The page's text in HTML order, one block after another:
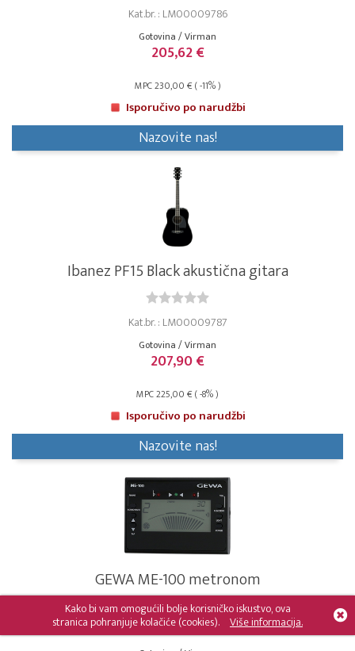
Kat.br. : LM00009786
Gotovina / Virman
205,62 €
MPC 230,00 € ( -11% )
Isporučivo po narudžbi
Nazovite nas!
Ibanez PF15 Black akustična gitara
Kat.br. : LM00009787
Gotovina / Virman
207,90 €
MPC 225,00 € ( -8% )
Isporučivo po narudžbi
Nazovite nas!
GEWA ME-100 metronom
Kat.br. : GW902610
Kako bi vam omogućili bolje korisničko iskustvo, ova
stranica pohranjuje kolačiće (cookies). Više informacija.